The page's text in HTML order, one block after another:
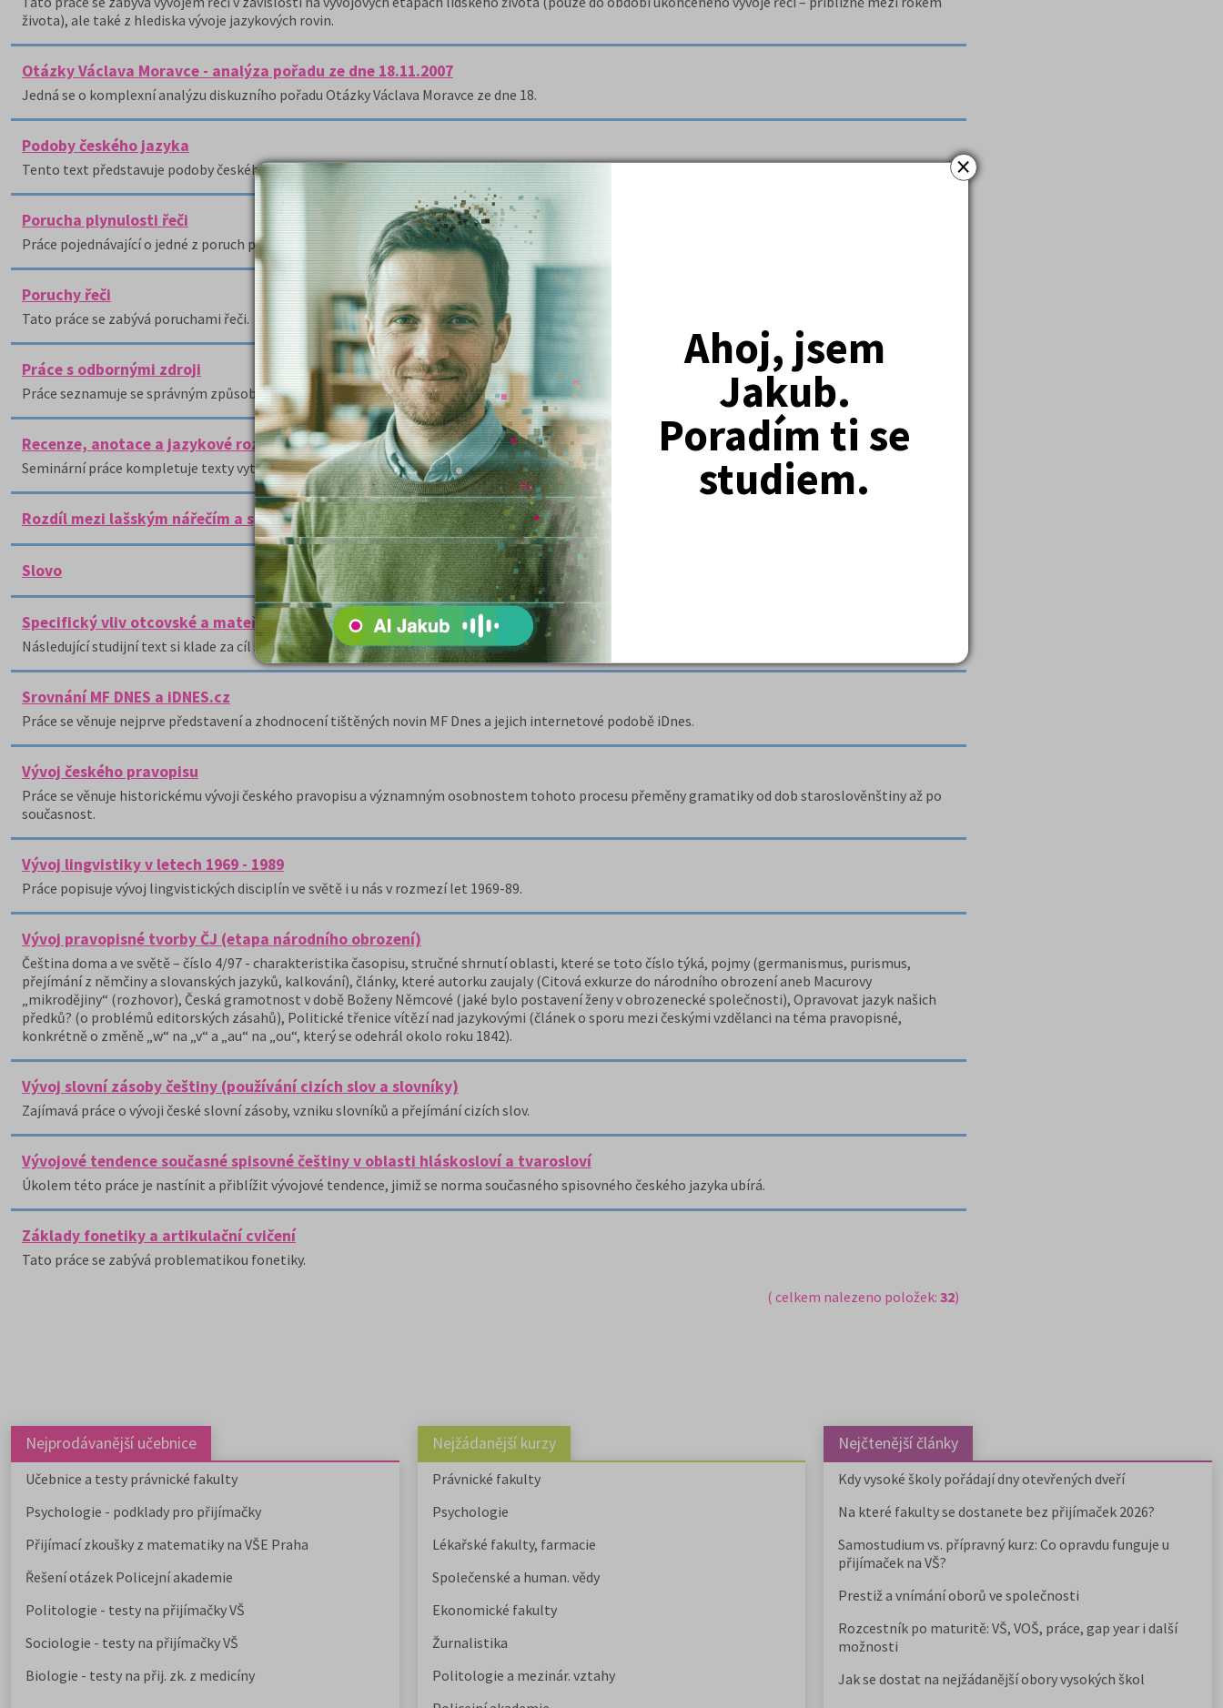
×
Ahoj, jsem
Jakub.
Poradím ti se
studiem.
života), ale také z hlediska vývoje jazykových rovin.
Otázky Václava Moravce - analýza pořadu ze dne 18.11.2007
Jedná se o komplexní analýzu diskuzního pořadu Otázky Václava Moravce ze dne 18.
Podoby českého jazyka
Tento text představuje podoby českého jazyka.
Porucha plynulosti řeči
Práce pojednávající o jedné z poruch plynulosti řeči, koktavosti, popisuje nejdříve mluvní orgány a poté vymezuje obecný termín koktavost.
Poruchy řeči
Tato práce se zabývá poruchami řeči.
Práce s odbornými zdroji
Práce seznamuje se správným způsobem užívání bibliografických citací.
Recenze, anotace a jazykové rozbory do bohemistiky
Seminární práce kompletuje texty vytvořené do hodin bohemistiky.
Rozdíl mezi lašským nářečím a spisovnou češtinou
Slovo
Specifický vliv otcovské a mateřské mluvy v počátcích řečového vývoje
Následující studijní text si klade za cíl seznámit čtenáře s počátečními, především ranými vývojovými etapami řečového vývoje.
Srovnání MF DNES a iDNES.cz
Práce se věnuje nejprve představení a zhodnocení tištěných novin MF Dnes a jejich internetové podobě iDnes.
Vývoj českého pravopisu
Práce se věnuje historickému vývoji českého pravopisu a významným osobnostem tohoto procesu přeměny gramatiky od dob staroslověnštiny až po
současnost.
Vývoj lingvistiky v letech 1969 - 1989
Práce popisuje vývoj lingvistických disciplín ve světě i u nás v rozmezí let 1969-89.
Vývoj pravopisné tvorby ČJ (etapa národního obrození)
Čeština doma a ve světě – číslo 4/97 - charakteristika časopisu, stručné shrnutí oblasti, které se toto číslo týká, pojmy (germanismus, purismus,
přejímání z němčiny a slovanských jazyků, kalkování), články, které autorku zaujaly (Citová exkurze do národního obrození aneb Macurovy
„mikrodějiny“ (rozhovor), Česká gramotnost v době Boženy Němcové (jaké bylo postavení ženy v obrozenecké společnosti), Opravovat jazyk našich
předků? (o problémů editorských zásahů), Politické třenice vítězí nad jazykovými (článek o sporu mezi českými vzdělanci na téma pravopisné,
konkrétně o změně „w“ na „v“ a „au“ na „ou“, který se odehrál okolo roku 1842).
Vývoj slovní zásoby češtiny (používání cizích slov a slovníky)
Zajímavá práce o vývoji české slovní zásoby, vzniku slovníků a přejímání cizích slov.
Vývojové tendence současné spisovné češtiny v oblasti hláskosloví a tvarosloví
Úkolem této práce je nastínit a přiblížit vývojové tendence, jimiž se norma současného spisovného českého jazyka ubírá.
Základy fonetiky a artikulační cvičení
Tato práce se zabývá problematikou fonetiky.
( celkem nalezeno položek: 32)
Nejprodávanější učebnice
Učebnice a testy právnické fakulty
Psychologie - podklady pro přijímačky
Přijímací zkoušky z matematiky na VŠE Praha
Řešení otázek Policejní akademie
Politologie - testy na přijímačky VŠ
Sociologie - testy na přijímačky VŠ
Biologie - testy na přij. zk. z medicíny
Nejžádanější kurzy
Právnické fakulty
Psychologie
Lékařské fakulty, farmacie
Společenské a human. vědy
Ekonomické fakulty
Žurnalistika
Politologie a mezinár. vztahy
Nejčtenější články
Kdy vysoké školy pořádají dny otevřených dveří
Na které fakulty se dostanete bez přijímaček 2026?
Samostudium vs. přípravný kurz: Co opravdu funguje u
přijímaček na VŠ?
Prestiž a vnímání oborů ve společnosti
Rozcestník po maturitě: VŠ, VOŠ, práce, gap year i další
možnosti
Jak se dostat na nejžádanější obory vysokých škol